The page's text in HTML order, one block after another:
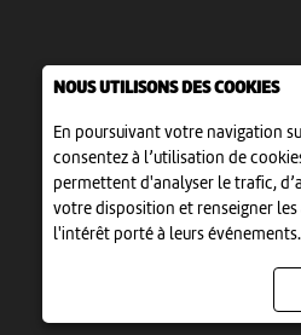
NOUS UTILISONS DES COOKIES
En poursuivant votre navigation
consentez à l’utilisation de
permettent d'analyser le trafic,
votre disposition et renseigner les
l'intérêt porté à leurs événements.